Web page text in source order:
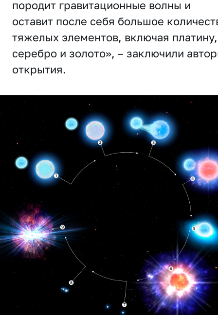
породит гравитационные волны и
оставит после себя большое
тяжелых элементов, включая платину,
серебро и золото», – заключили
открытия.